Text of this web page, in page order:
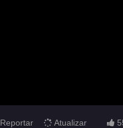
Reportar
Atualizar